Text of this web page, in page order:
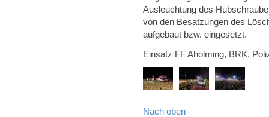
Ausleuchtung des
von den Besatzungen des
aufgebaut bzw. eingesetzt.
Einsatz FF Aholming, BRK,
Nach oben